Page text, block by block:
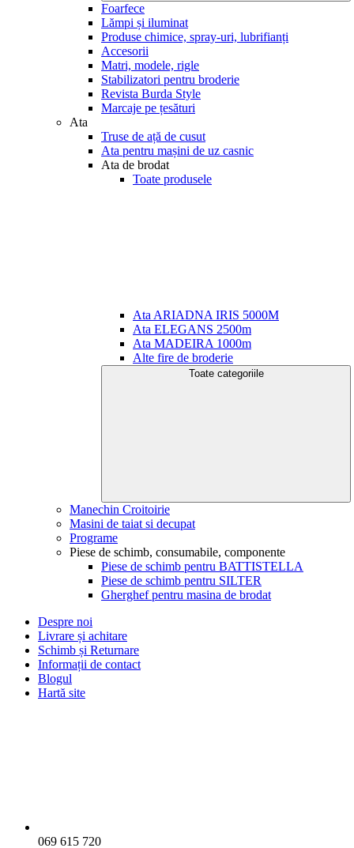
Foarfece
Lămpi și iluminat
Produse chimice, spray-uri, lubrifianți
Accesorii
Matri, modele, rigle
Stabilizatori pentru broderie
Revista Burda Style
Marcaje pe țesături
Ata
Truse de ață de cusut
Ata pentru mașini de uz casnic
Ata de brodat
Toate produsele
Ata ARIADNA IRIS 5000M
Ata ELEGANS 2500m
Ata MADEIRA 1000m
Alte fire de broderie
Toate categoriile
Manechin Croitoirie
Masini de taiat si decupat
Programe
Piese de schimb, consumabile, componente
Piese de schimb pentru BATTISTELLA
Piese de schimb pentru SILTER
Gherghef pentru masina de brodat
Despre noi
Livrare și achitare
Schimb și Returnare
Informații de contact
Blogul
Hartă site
069 615 720